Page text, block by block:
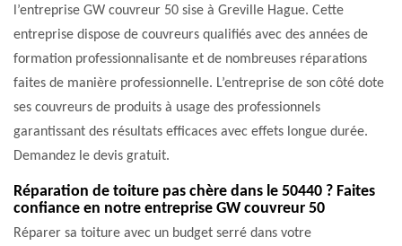
l’entreprise GW couvreur 50 sise à Greville Hague. Cette
entreprise dispose de couvreurs qualifiés avec des années de
formation professionnalisante et de nombreuses réparations
faites de manière professionnelle. L’entreprise de son côté dote
ses couvreurs de produits à usage des professionnels
garantissant des résultats efficaces avec effets longue durée.
Demandez le devis gratuit.
Réparation de toiture pas chère dans le 50440 ? Faites
confiance en notre entreprise GW couvreur 50
Réparer sa toiture avec un budget serré dans votre